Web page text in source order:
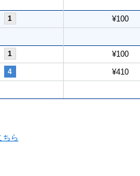
1 ¥100
1 ¥100
4 ¥410
ちら